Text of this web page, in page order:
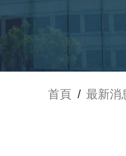
首頁 / 最新消